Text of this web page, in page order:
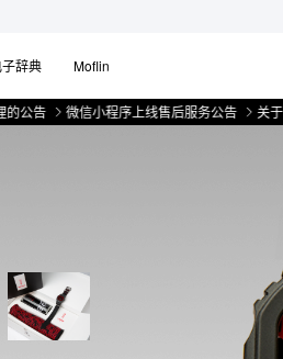
子辞典 Moflin
微信小程序上线售后服务公告 关于部分手